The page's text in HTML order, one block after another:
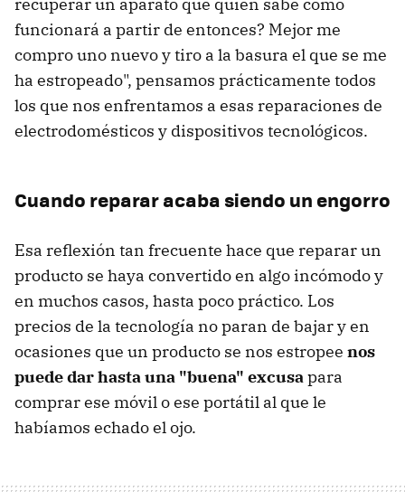
funcionará a partir de entonces? Mejor me
compro uno nuevo y tiro a la basura el que se me
ha estropeado", pensamos prácticamente todos
los que nos enfrentamos a esas reparaciones de
electrodomésticos y dispositivos tecnológicos.
Cuando reparar acaba siendo un engorro
Esa reflexión tan frecuente hace que reparar un
producto se haya convertido en algo incómodo y
en muchos casos, hasta poco práctico. Los
precios de la tecnología no paran de bajar y en
ocasiones que un producto se nos estropee nos
puede dar hasta una "buena" excusapara
comprar ese móvil o ese portátil al que le
habíamos echado el ojo.